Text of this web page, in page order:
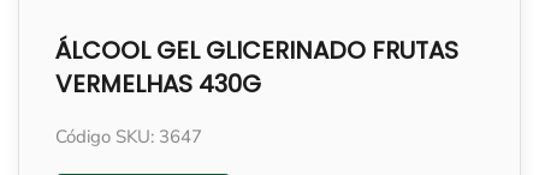
ÁLCOOL GEL GLICERINADO FRUTAS
VERMELHAS 430G
Código SKU: 3647